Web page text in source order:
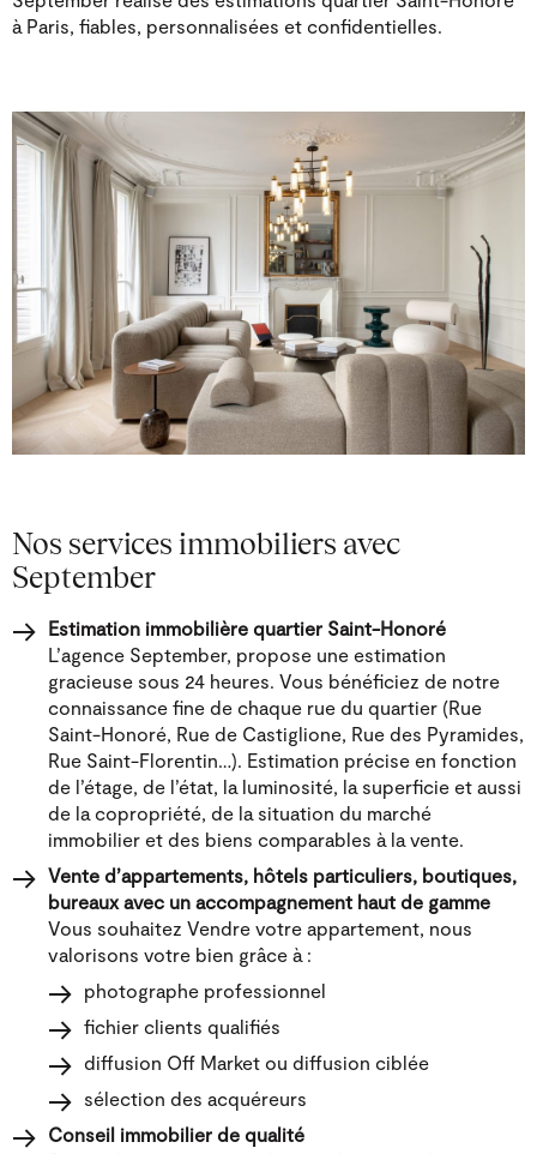
à Paris, fiables, personnalisées et confidentielles.
Nos services immobiliers avec
September
Estimation immobilière quartier Saint-Honoré
L’agence September, propose une estimation
gracieuse sous 24 heures. Vous bénéficiez de notre
connaissance fine de chaque rue du quartier (Rue
Saint-Honoré, Rue de Castiglione, Rue des Pyramides,
Rue Saint-Florentin…). Estimation précise en fonction
de l’étage, de l’état, la luminosité, la superficie et aussi
de la copropriété, de la situation du marché
immobilier et des biens comparables à la vente.
Vente d’appartements, hôtels particuliers, boutiques,
bureaux avec un accompagnement haut de gamme
Vous souhaitez Vendre votre appartement, nous
valorisons votre bien grâce à :
photographe professionnel
fichier clients qualifiés
diffusion Off Market ou diffusion ciblée
sélection des acquéreurs
Conseil immobilier de qualité